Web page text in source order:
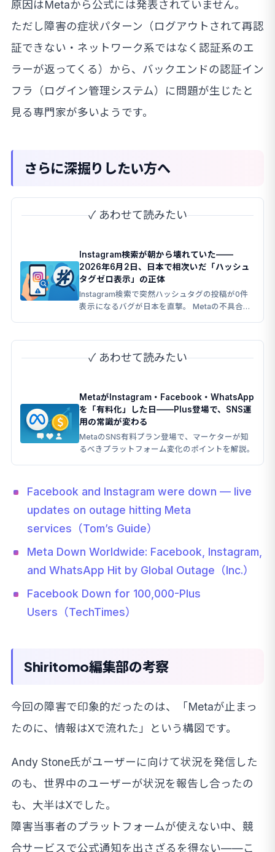
原因はMetaから公式には発表されていません。
ただし障害の症状パターン（ログアウトされて再認
証できない・ネットワーク系ではなく認証系のエ
ラーが返ってくる）から、バックエンドの認証イン
フラ（ログイン管理システム）に問題が生じたと
見る専門家が多いようです。
さらに深掘りしたい方へ
✓ あわせて読みたい
Instagram検索が朝から壊れていた——
2026年6月2日、日本で相次いだ「ハッシュ
タグゼロ表示」の正体
Instagram検索で突然ハッシュタグの投稿が0件
表示になるバグが日本を直撃。 Metaの不具合が
✓ あわせて読みたい
MetaがInstagram・Facebook・WhatsApp
を「有料化」した日——Plus登場で、SNS運
用の常識が変わる
MetaのSNS有料プラン登場で、マーケターが知
るべきプラットフォーム変化のポイントを解説。
Facebook and Instagram were down — live
updates on outage hitting Meta
services（Tom’s Guide）
Meta Down Worldwide: Facebook, Instagram,
and WhatsApp Hit by Global Outage（Inc.）
Facebook Down for 100,000-Plus
Users（TechTimes）
Shiritomo編集部の考察
今回の障害で印象的だったのは、「Metaが止まっ
たのに、情報はXで流れた」という構図です。
Andy Stone氏がユーザーに向けて状況を発信した
のも、世界中のユーザーが状況を報告し合ったの
も、大半はXでした。
障害当事者のプラットフォームが使えない中、競
合サービスで公式通知を出さざるを得ない——こ